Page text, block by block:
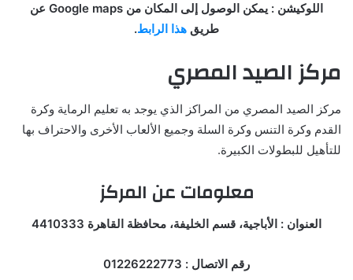
اللوكيشن : يمكن الوصول إلى المكان من Google maps عن
طريق هذا الرابط.
مركز الصيد المصري
مركز الصيد المصري من المراكز الذي يوجد به تعليم الرماية وكرة
القدم وكرة التنس وكرة السلة وجميع الألعاب الأخرى والاحتراف بها
للتأهيل للبطولات الكبيرة.
معلومات عن المركز
العنوان : الأباجية، قسم الخليفة، محافظة القاهرة 4410333
رقم الاتصال : 01226222773